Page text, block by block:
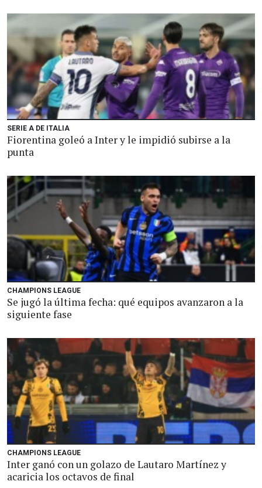
SERIE A DE ITALIA
Fiorentina goleó a Inter y le impidió subirse a la
punta
CHAMPIONS LEAGUE
Se jugó la última fecha: qué equipos avanzaron a la
siguiente fase
CHAMPIONS LEAGUE
Inter ganó con un golazo de Lautaro Martínez y
acaricia los octavos de final